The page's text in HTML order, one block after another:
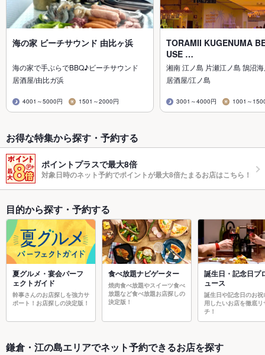
海の家 ビーチサウンド 由比ヶ浜
海の家で手ぶらでBBQ♪ビーチサウンド
居酒屋/由比ガ浜
4001～5000円 1501～2000円
TORAMII KUGENUMA
USE …
湘南 江ノ島 片瀬江ノ島 鵠沼
居酒屋/江ノ島
3001～4000円 1001～
お得な特集から探す・予約する
ポイントプラスで最大8倍
対象日時のネット予約でポイントが最大8倍たまるお店はこちら！
目的から探す・予約する
夏グルメ・宴会パーフ
ェクトガイド
幹事さんのお店探しを強力サ
ポート！お店探しの決定版！
食べ放題ナビゲーター
焼肉食べ放題やスイーツ食べ
放題など食べ放題お店探しの
決定版！
誕生日・記念日プ
ュース
誕生日や記念日のお祝
用したいお店を徹底リ
チ！
鎌倉・江の島エリアでネット予約できるお店を探す